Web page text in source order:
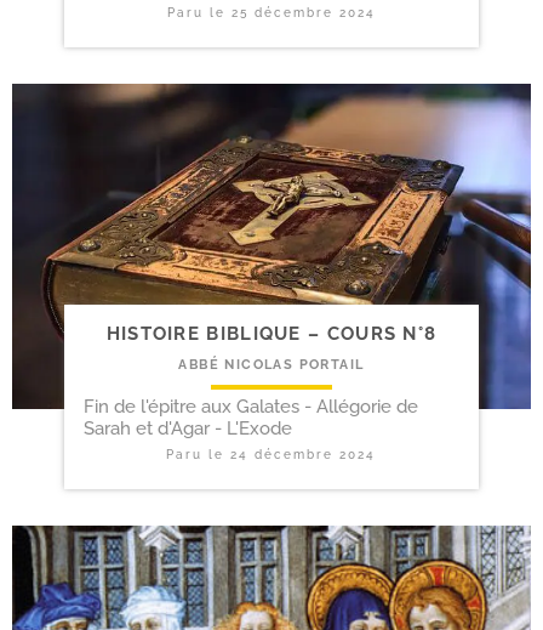
Paru le 25 décembre 2024
HISTOIRE BIBLIQUE – COURS N°8
ABBÉ NICOLAS PORTAIL
Fin de l'épitre aux Galates - Allégorie de
Sarah et d'Agar - L'Exode
Paru le24 décembre 2024